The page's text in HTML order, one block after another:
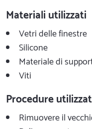
Materiali utilizzati
Vetri delle finestre
Silicone
Materiale di
Viti
Procedure
Rimuovere il